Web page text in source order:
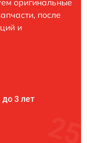
оригинальные
после
и
3 лет